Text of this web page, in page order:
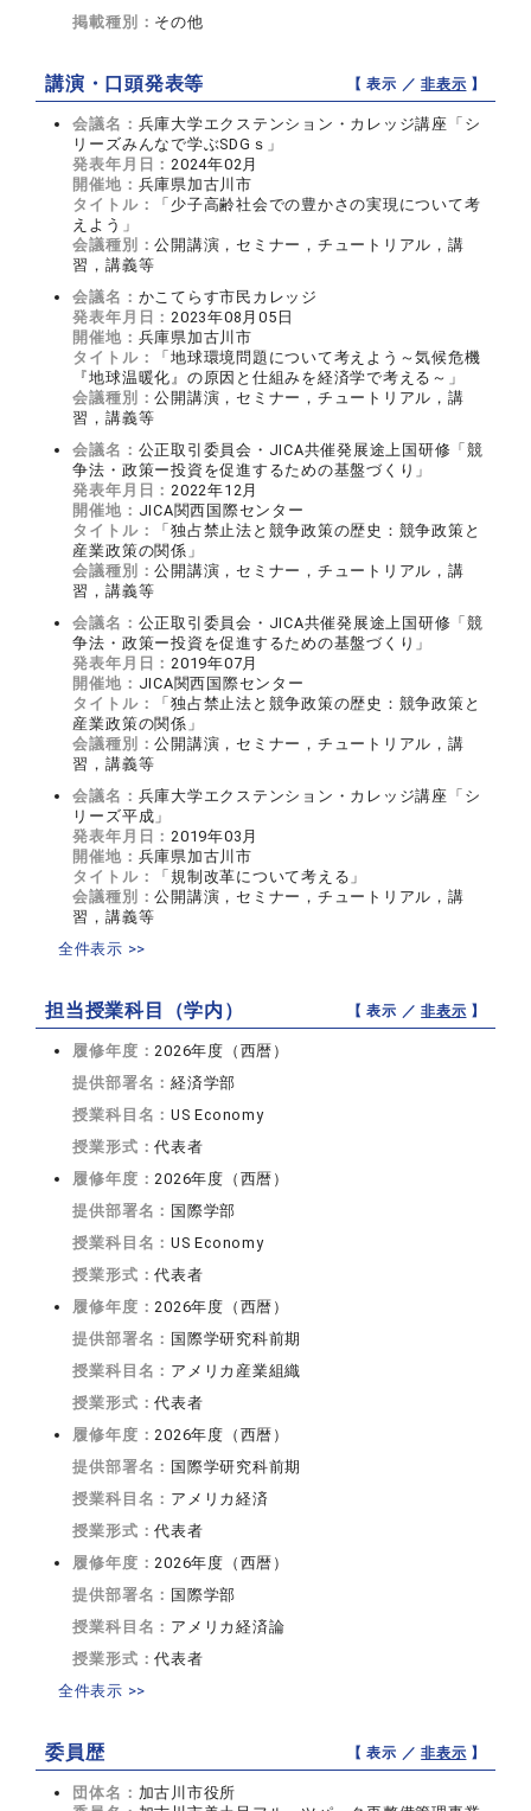
掲載種別： その他
講演・口頭発表等 【 表示 ／非表示 】
会議名： 兵庫大学エクステンション・カレッジ講座「シ
リーズみんなで学ぶSDGｓ」
発表年月日：2024年02月
開催地： 兵庫県加古川市
タイトル：
「少子高齢社会での豊かさの実現について考
えよう」
会議種別：公開講演，セミナー，チュートリアル，講
習，講義等
会議名： かこてらす市民カレッジ
発表年月日：2023年08月05日
開催地： 兵庫県加古川市
タイトル：
「地球環境問題について考えよう～気候危機
『地球温暖化』の原因と仕組みを経済学で考える～」
会議種別：公開講演，セミナー，チュートリアル，講
習，講義等
会議名： 公正取引委員会・JICA共催発展途上国研修「競
争法・政策ー投資を促進するための基盤づくり」
発表年月日：2022年12月
開催地： JICA関西国際センター
タイトル：
「独占禁止法と競争政策の歴史：競争政策と
産業政策の関係」
会議種別：公開講演，セミナー，チュートリアル，講
習，講義等
会議名： 公正取引委員会・JICA共催発展途上国研修「競
争法・政策ー投資を促進するための基盤づくり」
発表年月日：2019年07月
開催地： JICA関西国際センター
タイトル：
「独占禁止法と競争政策の歴史：競争政策と
産業政策の関係」
会議種別：公開講演，セミナー，チュートリアル，講
習，講義等
会議名： 兵庫大学エクステンション・カレッジ講座「シ
リーズ平成」
発表年月日：2019年03月
開催地： 兵庫県加古川市
タイトル：
「規制改革について考える」
会議種別：公開講演，セミナー，チュートリアル，講
習，講義等
全件表示 >>
担当授業科目（学内） 【 表示 ／非表示 】
履修年度：2026年度（西暦）
提供部署名：経済学部
授業科目名：US Economy
授業形式：代表者
履修年度：2026年度（西暦）
提供部署名： 国際学部
授業科目名：US Economy
授業形式：代表者
履修年度：2026年度（西暦）
提供部署名： 国際学研究科前期
授業科目名： アメリカ産業組織
授業形式：代表者
履修年度：2026年度（西暦）
提供部署名： 国際学研究科前期
授業科目名： アメリカ経済
授業形式：代表者
履修年度：2026年度（西暦）
提供部署名： 国際学部
授業科目名： アメリカ経済論
授業形式：代表者
全件表示 >>
委員歴 【 表示 ／非表示 】
団体名： 加古川市役所